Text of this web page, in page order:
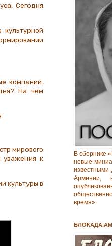
Сегодня
компании.
На чём
мирового
уважения к
культуры в
В сборнике
новые
известными
Армении,
время».
БЛОКАДА.АМ